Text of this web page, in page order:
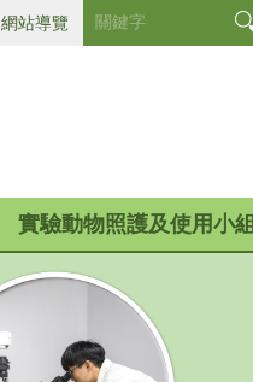
網站導覽
實驗動物照護及使用小組